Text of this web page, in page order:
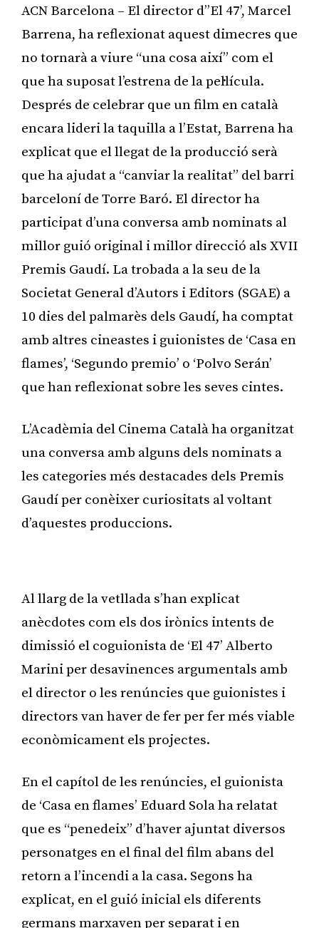
ACN Barcelona – El director d’’El 47’, Marcel
Barrena, ha reflexionat aquest dimecres que
no tornarà a viure “una cosa així” com el
que ha suposat l’estrena de la pel·lícula.
Després de celebrar que un film en català
encara lideri la taquilla a l’Estat, Barrena ha
explicat que el llegat de la producció serà
que ha ajudat a “canviar la realitat” del barri
barceloní de Torre Baró. El director ha
participat d’una conversa amb nominats al
millor guió original i millor direcció als XVII
Premis Gaudí. La trobada a la seu de la
Societat General d’Autors i Editors (SGAE) a
10 dies del palmarès dels Gaudí, ha comptat
amb altres cineastes i guionistes de ‘Casa en
flames’, ‘Segundo premio’ o ‘Polvo Serán’
que han reflexionat sobre les seves cintes.
L’Acadèmia del Cinema Català ha organitzat
una conversa amb alguns dels nominats a
les categories més destacades dels Premis
Gaudí per conèixer curiositats al voltant
d’aquestes produccions.
Al llarg de la vetllada s’han explicat
anècdotes com els dos irònics intents de
dimissió el coguionista de ‘El 47’ Alberto
Marini per desavinences argumentals amb
el director o les renúncies que guionistes i
directors van haver de fer per fer més viable
econòmicament els projectes.
En el capítol de les renúncies, el guionista
de ‘Casa en flames’ Eduard Sola ha relatat
que es “penedeix” d’haver ajuntat diversos
personatges en el final del film abans del
retorn a l’incendi a la casa. Segons ha
explicat, en el guió inicial els diferents
germans marxaven per separat i en